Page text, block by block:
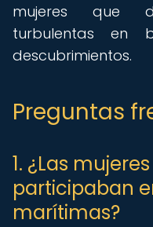
mujeres que
turbulentas en
descubrimientos.
Preguntas
1. ¿Las
participaban
marítimas?